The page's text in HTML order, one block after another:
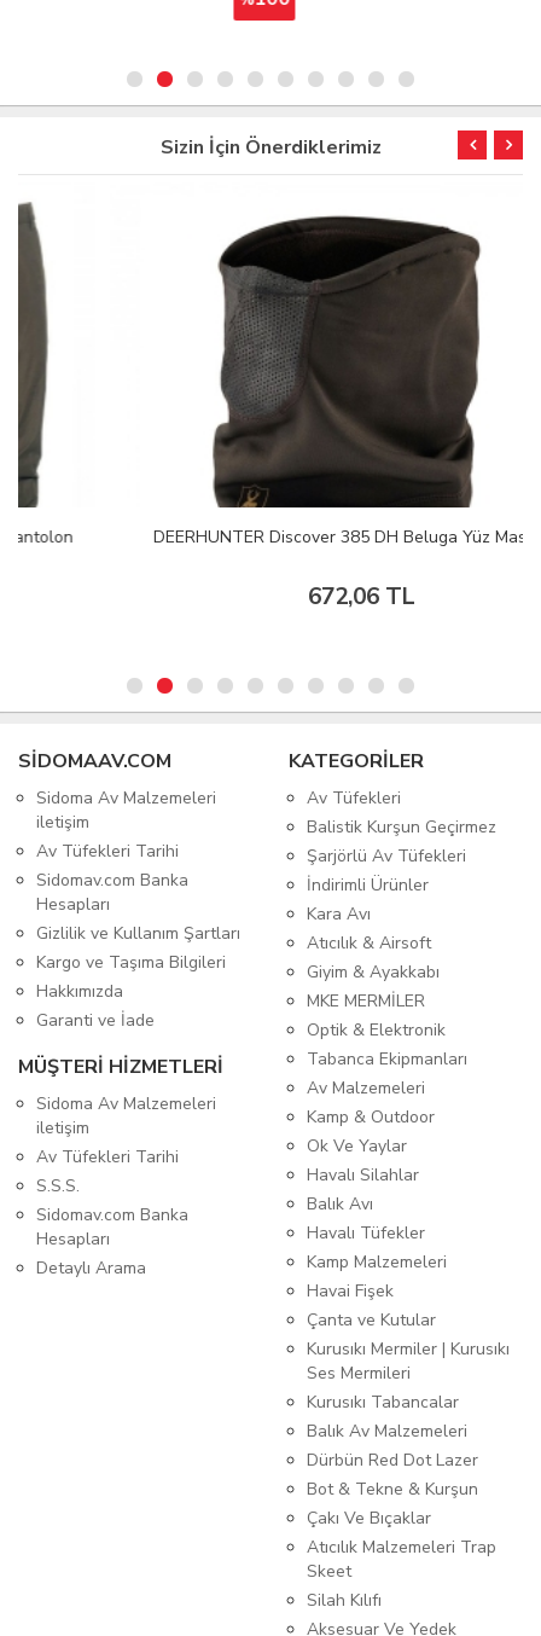
Sizin İçin Önerdiklerimiz
DEERHUNTER Discover 385 DH Beluga Yüz Maskesi
672,06 TL
SIDOMAAV.COM
Sidoma Av Malzemeleri
iletişim
Av Tüfekleri Tarihi
Sidomav.com Banka
Hesapları
Gizlilik ve Kullanım Şartları
Kargo ve Taşıma Bilgileri
Hakkımızda
Garanti ve İade
MÜŞTERİ HİZMETLERİ
Sidoma Av Malzemeleri
iletişim
Av Tüfekleri Tarihi
S.S.S.
Sidomav.com Banka
Hesapları
Detaylı Arama
KATEGORİLER
Av Tüfekleri
Balistik Kurşun Geçirmez
Şarjörlü Av Tüfekleri
İndirimli Ürünler
Kara Avı
Atıcılık & Airsoft
Giyim & Ayakkabı
MKE MERMİLER
Optik & Elektronik
Tabanca Ekipmanları
Av Malzemeleri
Kamp & Outdoor
Ok Ve Yaylar
Havalı Silahlar
Balık Avı
Havalı Tüfekler
Kamp Malzemeleri
Havai Fişek
Çanta ve Kutular
Kurusıkı Mermiler | Kurusıkı
Ses Mermileri
Kurusıkı Tabancalar
Balık Av Malzemeleri
Dürbün Red Dot Lazer
Bot & Tekne & Kurşun
Çakı Ve Bıçaklar
Atıcılık Malzemeleri Trap
Skeet
Silah Kılıfı
Aksesuar Ve Yedek